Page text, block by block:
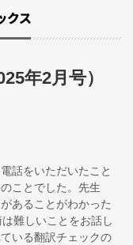
年2月号）
話をいただいたこと
ことでした。先生
あることがわかった
難しいことをお話し
いる翻訳チェックの